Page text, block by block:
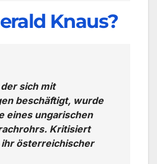
Knaus?
sich mit
beschäftigt, wurde
eines ungarischen
Kritisiert
österreichischer